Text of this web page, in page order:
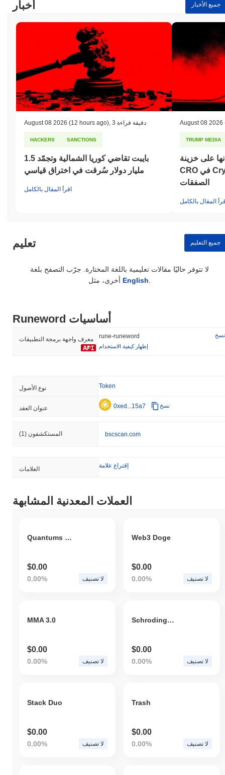
أخبار جميع الأخبار
August 08 2026 (12 hours ago) 3 دقيقة قراءة
HACKERS SANCTIONS
بايبت تقاضي كوريا الشمالية وتجمّد 1.5
مليار دولار سُرقت في اختراق قياسي
اقرأ المقال بالكامل
August 08 2026
TRUMP MEDIA
على خزينة
CRO في Crypto.com مع تفكك
الصفقات
المقال بالكامل
تعليم جميع التعليم
لا تتوفر حاليًا مقالات تعليمية باللغة المختارة. جرّب التصفح بلغة
English
Runeword أساسيات
معرف واجهة برمجة التطبيقات rune-runeword
نسخ
إظهار كيفية الاستخدام
نوع الأصول Token
عنوان العقد 0xed...15a7 نسخ
المستكشفون (1) bscscan.com
العلامات إقتراع علامة
العملات المعدنية المشابهة
Quantums Web
$0.00
0.00% لا تصنيف
Web3 Doge
$0.00
0.00% لا تصنيف
MMA 3.0
$0.00
0.00% لا تصنيف
Schrodingers Cat
$0.00
0.00% لا تصنيف
Stack Duo
$0.00
0.00% لا تصنيف
Trash
$0.00
0.00% لا تصنيف